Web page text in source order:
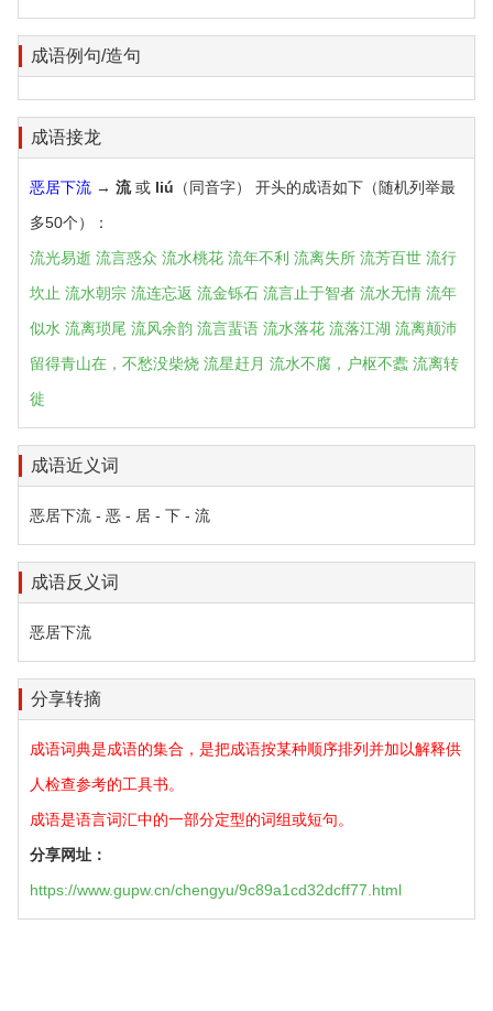
成语例句/造句
成语接龙
恶居下流 → 流或 liú （同音字） 开头的成语如下（随机列举最
多50个）：
流光易逝 流言惑众 流水桃花 流年不利 流离失所 流芳百世 流行
坎止 流水朝宗 流连忘返 流金铄石 流言止于智者 流水无情 流年
似水 流离琐尾 流风余韵 流言蜚语 流水落花 流落江湖 流离颠沛
留得青山在，不愁没柴烧 流星赶月 流水不腐，户枢不蠹 流离转
徙
成语近义词
恶居下流 - 恶 - 居 - 下 - 流
成语反义词
恶居下流
分享转摘
成语词典是成语的集合，是把成语按某种顺序排列并加以解释供
人检查参考的工具书。
成语是语言词汇中的一部分定型的词组或短句。
分享网址：
https://www.gupw.cn/chengyu/9c89a1cd32dcff77.html